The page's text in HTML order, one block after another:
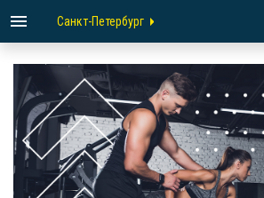
Санкт-Петербург